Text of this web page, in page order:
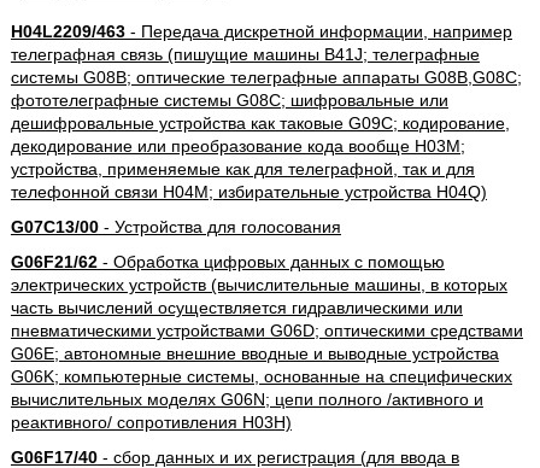
H04L2209/463- Передача дискретной информации, например
телеграфная связь (пишущие машины B41J; телеграфные
системы G08B; оптические телеграфные аппараты G08B,G08C;
фототелеграфные системы G08C; шифровальные или
дешифровальные устройства как таковые G09C; кодирование,
декодирование или преобразование кода вообще H03M;
устройства, применяемые как для телеграфной, так и для
телефонной связи H04M; избирательные устройства H04Q)
G07C13/00- Устройства для голосования
G06F21/62- Обработка цифровых данных с помощью
электрических устройств (вычислительные машины, в которых
часть вычислений осуществляется гидравлическими или
пневматическими устройствами G06D; оптическими средствами
G06E; автономные внешние вводные и выводные устройства
G06K; компьютерные системы, основанные на специфических
вычислительных моделях G06N; цепи полного /активного и
реактивного/ сопротивления H03H)
G06F17/40- сбор данных и их регистрация (для ввода в